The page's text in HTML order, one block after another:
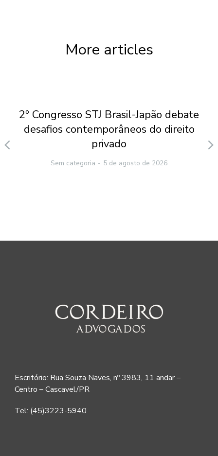
More articles
2º Congresso STJ Brasil-Japão debate
desafios contemporâneos do direito
privado
Sem categoria 5 de agosto de 2026
Escritório: Rua Souza Naves, nº 3983, 11 andar –
Centro – Cascavel/PR
Tel: (45)3223-5940